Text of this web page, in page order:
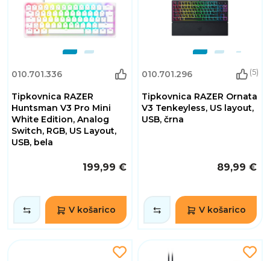
010.701.336
Tipkovnica RAZER
Huntsman V3 Pro Mini
White Edition, Analog
Switch, RGB, US Layout,
USB, bela
199,99 €
V košarico
010.701.296 (5)
Tipkovnica RAZER Ornata
V3 Tenkeyless, US layout,
USB, črna
89,99 €
V košarico